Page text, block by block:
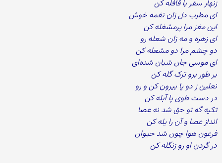
زنهار سفر با قافله کن
ای مطرب دل زان نغمه خوش
این مغز مرا پرمشغله کن
ای زهره و مه زان شعله رو
دو چشم مرا دو مشعله کن
ای موسی جان شبان شده‌ای
بر طور برو ترک گله کن
نعلین ز دو پا بیرون کن و رو
در دست طوی پا آبله کن
تکیه گه تو حق شد نه عصا
انداز عصا و آن را یله کن
فرعون هوا چون شد حیوان
در گردن او رو زنگله کن